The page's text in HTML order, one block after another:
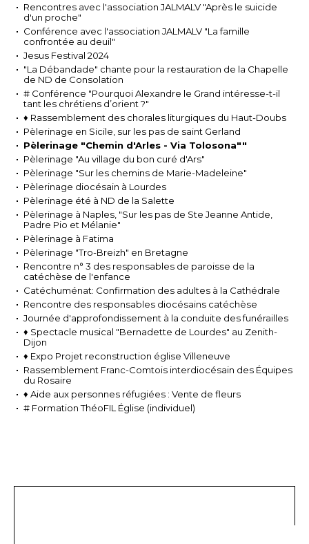
Rencontres avec l'association JALMALV "Après le suicide
d'un proche"
Conférence avec l'association JALMALV "La famille
confrontée au deuil"
Jesus Festival 2024
"La Débandade" chante pour la restauration de la Chapelle
de ND de Consolation
# Conférence "Pourquoi Alexandre le Grand intéresse-t-il
tant les chrétiens d’orient ?"
♦ Rassemblement des chorales liturgiques du Haut-Doubs
Pèlerinage en Sicile, sur les pas de saint Gerland
Pèlerinage "Chemin d'Arles - Via Tolosona""
Pèlerinage "Au village du bon curé d'Ars"
Pèlerinage "Sur les chemins de Marie-Madeleine"
Pèlerinage diocésain à Lourdes
Pèlerinage été à ND de la Salette
Pèlerinage à Naples, "Sur les pas de Ste Jeanne Antide,
Padre Pio et Mélanie"
Pèlerinage à Fatima
Pèlerinage "Tro-Breizh" en Bretagne
Rencontre n° 3 des responsables de paroisse de la
catéchèse de l'enfance
Catéchuménat: Confirmation des adultes à la Cathédrale
Rencontre des responsables diocésains catéchèse
Journée d'approfondissement à la conduite des funérailles
♦ Spectacle musical "Bernadette de Lourdes" au Zenith-
Dijon
♦ Expo Projet reconstruction église Villeneuve
Rassemblement Franc-Comtois interdiocésain des Équipes
du Rosaire
♦ Aide aux personnes réfugiées : Vente de fleurs
# Formation ThéoFIL Église (individuel)